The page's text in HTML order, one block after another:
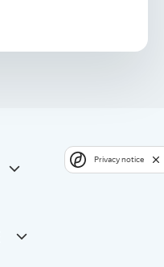
Privacy notice